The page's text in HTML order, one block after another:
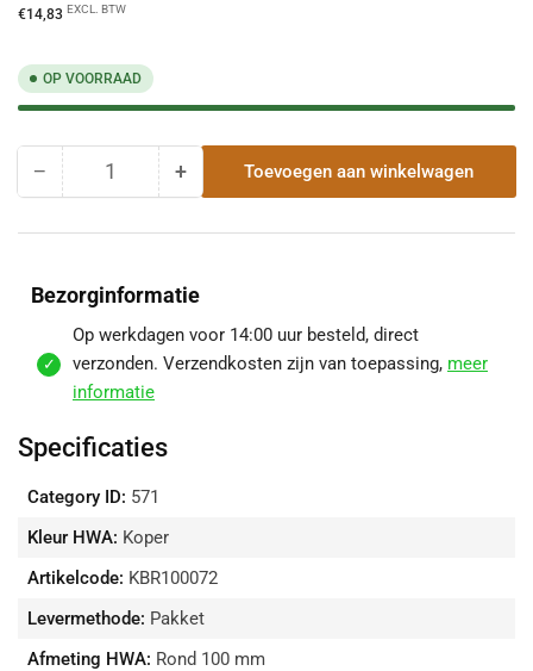
€14,83 EXCL. BTW
OP VOORRAAD
− Hoeveelheid
Koperen
72°
|
Ø100
mm
verlagen
Hoeveelheid +Hoeveelheid
Koperen
72°
|
Ø100
mm
Toevoegen aan winkelwagen
Bezorginformatie
Op werkdagen voor 14:00 uur besteld, direct
verzonden. Verzendkosten zijn van toepassing, meer
informatie
Specificaties
Category ID: 571
Kleur HWA: Koper
Artikelcode: KBR100072
Levermethode: Pakket
Afmeting HWA: Rond 100 mm